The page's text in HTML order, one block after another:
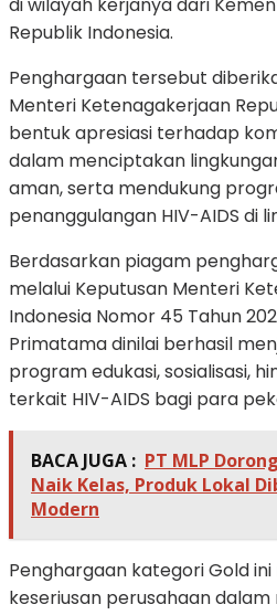
di wilayah kerjanya dari
Republik Indonesia.
Penghargaan tersebut
Menteri Ketenagakerjaan
bentuk apresiasi terhadap
dalam menciptakan
aman, serta mendukung
penanggulangan HIV-AIDS di
Berdasarkan piagam
melalui Keputusan Menteri
Indonesia Nomor 45 Tahun
Primatama dinilai berhasil
program edukasi, sosialisasi,
terkait HIV-AIDS bagi para
BACA JUGA : PT MLP
Naik Kelas, Produk Lokal
Modern
Penghargaan kategori Gold
keseriusan perusahaan